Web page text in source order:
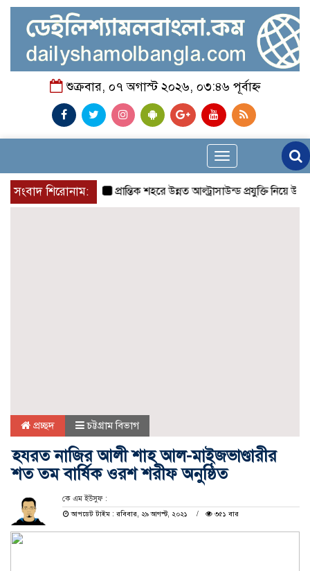
শুক্রবার, ০৭ অগাস্ট ২০২৬, ০৩:৪৬ পূর্বাহ্ন
Toggle
navigation
সংবাদ শিরোনাম:
প্রান্তিক শহরে উন্নত আল্ট্রাসাউন্ড প্রযুক্তি নিয়ে
প্রচ্ছদ চট্টগ্রাম বিভাগ
হযরত নাজির আলী শাহ আল-মাইজভাণ্ডারীর
শত তম বার্ষিক ওরশ শরীফ অনুষ্ঠিত
কে এম ইউসুফ :
আপডেট টাইম : রবিবার, ২৯ আগস্ট, ২০২১
৩৫১ বার